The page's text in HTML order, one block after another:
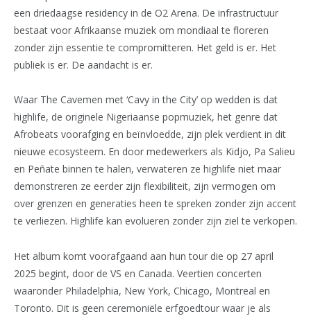
een driedaagse residency in de O2 Arena. De infrastructuur
bestaat voor Afrikaanse muziek om mondiaal te floreren
zonder zijn essentie te compromitteren. Het geld is er. Het
publiek is er. De aandacht is er.
Waar The Cavemen met ‘Cavy in the City’ op wedden is dat
highlife, de originele Nigeriaanse popmuziek, het genre dat
Afrobeats voorafging en beïnvloedde, zijn plek verdient in dit
nieuwe ecosysteem. En door medewerkers als Kidjo, Pa Salieu
en Peñate binnen te halen, verwateren ze highlife niet maar
demonstreren ze eerder zijn flexibiliteit, zijn vermogen om
over grenzen en generaties heen te spreken zonder zijn accent
te verliezen. Highlife kan evolueren zonder zijn ziel te verkopen.
Het album komt voorafgaand aan hun tour die op 27 april
2025 begint, door de VS en Canada. Veertien concerten
waaronder Philadelphia, New York, Chicago, Montreal en
Toronto. Dit is geen ceremoniële erfgoedtour waar je als